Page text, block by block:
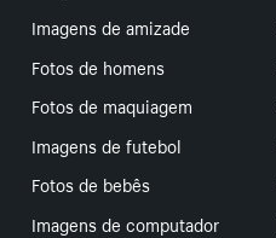
Imagens de amizade
Fotos de homens
Fotos de maquiagem
Imagens de futebol
Fotos de bebês
Imagens de computador